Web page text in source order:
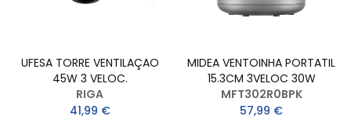
UFESA TORRE VENTILAÇAO
45W 3 VELOC.
RIGA
41,99 €
MIDEA VENTOINHA PORTATIL
15.3CM 3VELOC 30W
MFT302R0BPK
57,99 €